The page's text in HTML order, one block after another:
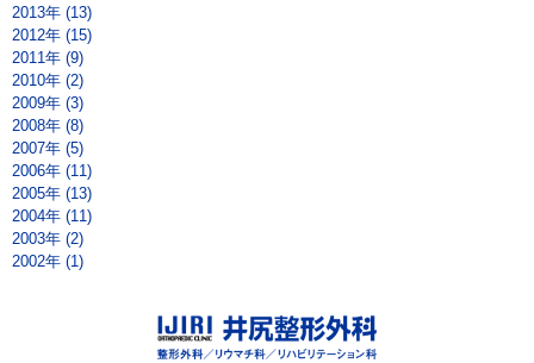
2013年 (13)
2012年 (15)
2011年 (9)
2010年 (2)
2009年 (3)
2008年 (8)
2007年 (5)
2006年 (11)
2005年 (13)
2004年 (11)
2003年 (2)
2002年 (1)